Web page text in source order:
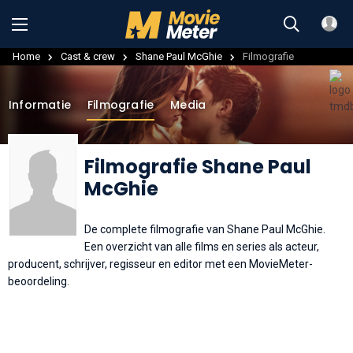
Home Cast & crew Shane Paul McGhie Filmografie
Filmografie Shane Paul
McGhie
Informatie Filmografie Media
De complete filmografie van Shane Paul McGhie.
Een overzicht van alle films en series als acteur,
producent, schrijver, regisseur en editor met een MovieMeter-
beoordeling.